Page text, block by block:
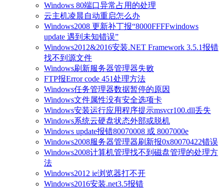
Windows 80端口异常占用的处理
云主机凌晨自动重启怎么办
Windows2008 更新补丁报“8000FFFFwindows
update 遇到未知错误”
Windows2012&2016安装.NET Framework 3.5.1报错
找不到源文件
Windows刷新服务器管理器失败
FTP报Error code 451处理方法
Windows任务管理器数据暂停的原因
Windows文件属性没有安全选项卡
Windows安装运行应用程序提示msvcr100.dll丢失
Windows系统云硬盘状态外部或脱机
Windows update报错80070008 或 8007000e
Windows2008服务器管理器刷新报0x80070422错误
Windows2008计算机管理找不到磁盘管理的处理方
法
Windows2012 ie浏览器打不开
Windows2016安装.net3.5报错